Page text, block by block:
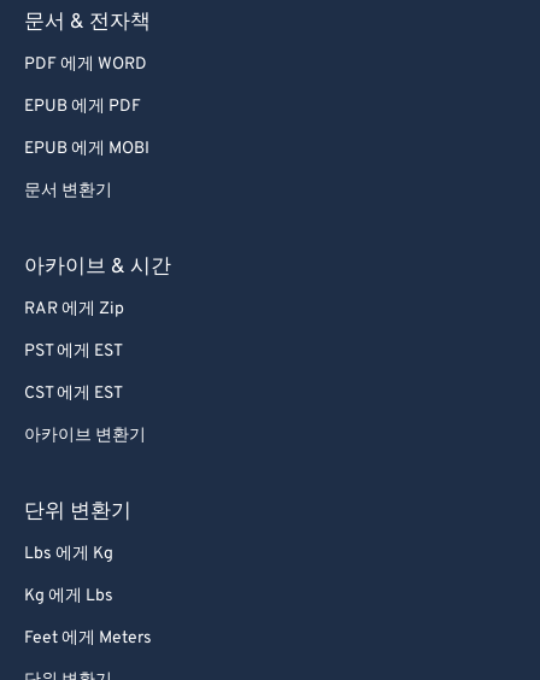
문서 & 전자책
PDF 에게 WORD
EPUB 에게 PDF
EPUB 에게 MOBI
문서 변환기
아카이브 & 시간
RAR 에게 Zip
PST 에게 EST
CST 에게 EST
아카이브 변환기
단위 변환기
Lbs 에게 Kg
Kg 에게 Lbs
Feet 에게 Meters